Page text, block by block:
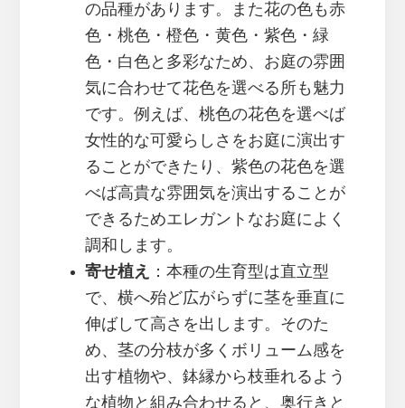
の品種があります。また花の色も赤
色・桃色・橙色・黄色・紫色・緑
色・白色と多彩なため、お庭の雰囲
気に合わせて花色を選べる所も魅力
です。例えば、桃色の花色を選べば
女性的な可愛らしさをお庭に演出す
ることができたり、紫色の花色を選
べば高貴な雰囲気を演出することが
できるためエレガントなお庭によく
調和します。
寄せ植え
：本種の生育型は直立型
で、横へ殆ど広がらずに茎を垂直に
伸ばして高さを出します。そのた
め、茎の分枝が多くボリューム感を
出す植物や、鉢縁から枝垂れるよう
な植物と組み合わせると、奥行きと